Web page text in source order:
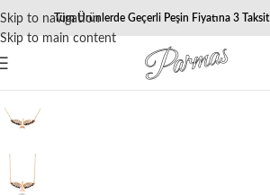
Skip to navigation
Skip to main content
Tüm Ürünlerde Geçerli Peşin Fiyatına 3 Taksit